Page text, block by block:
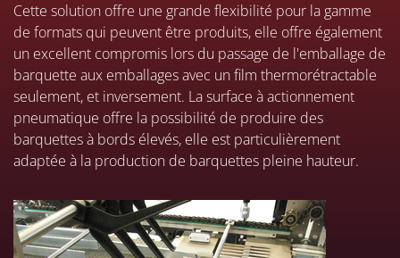
Cette solution offre une grande flexibilité pour la gamme
de formats qui peuvent être produits, elle offre également
un excellent compromis lors du passage de l'emballage de
barquette aux emballages avec un film thermorétractable
seulement, et inversement. La surface à actionnement
pneumatique offre la possibilité de produire des
barquettes à bords élevés, elle est particulièrement
adaptée à la production de barquettes pleine hauteur.